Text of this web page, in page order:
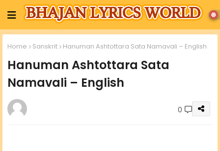
Home Sanskrit Hanuman Ashtottara Sata Namavali – English
Hanuman Ashtottara Sata
Namavali – English
0